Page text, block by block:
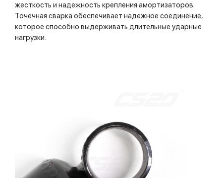
жесткость и надежность крепления амортизаторов.
Точечная сварка обеспечивает надежное соединение,
которое способно выдерживать длительные ударные
нагрузки.